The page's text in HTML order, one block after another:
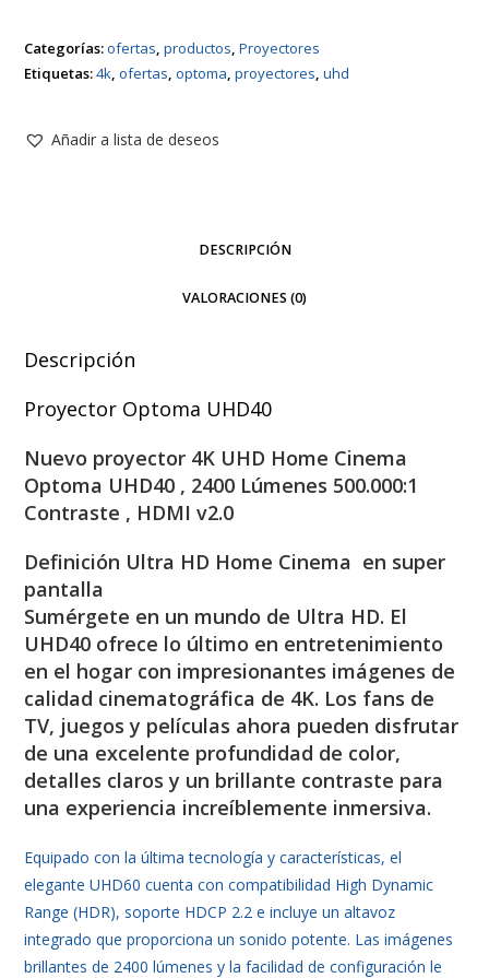
Categorías:ofertas,productos,Proyectores
Etiquetas:4k,ofertas,optoma,proyectores,uhd
Añadir a lista de deseos
DESCRIPCIÓN
VALORACIONES (0)
Descripción
Proyector Optoma UHD40
Nuevo proyector 4K UHD Home Cinema
Optoma UHD40 , 2400 Lúmenes 500.000:1
Contraste , HDMI v2.0
Definición Ultra HD Home Cinema en super
pantalla
Sumérgete en un mundo de Ultra HD. El
UHD40 ofrece lo último en entretenimiento
en el hogar con impresionantes imágenes de
calidad cinematográfica de 4K. Los fans de
TV, juegos y películas ahora pueden disfrutar
de una excelente profundidad de color,
detalles claros y un brillante contraste para
una experiencia increíblemente inmersiva.
Equipado con la última tecnología y características, el
elegante UHD60 cuenta con compatibilidad High Dynamic
Range (HDR), soporte HDCP 2.2 e incluye un altavoz
integrado que proporciona un sonido potente. Las imágenes
brillantes de 2400 lúmenes y la facilidad de configuración le